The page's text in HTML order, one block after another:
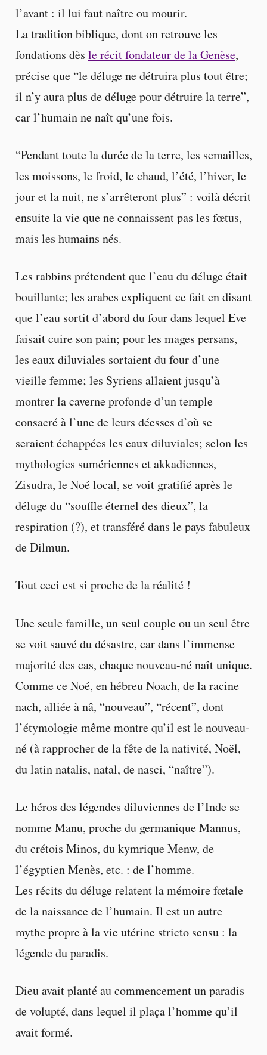
l’avant : il lui faut naître ou mourir.
La tradition biblique, dont on retrouve les
fondations dès le récit fondateur de la Genèse,
précise que “le déluge ne détruira plus tout être;
il n’y aura plus de déluge pour détruire la terre”,
car l’humain ne naît qu’une fois.
“Pendant toute la durée de la terre, les semailles,
les moissons, le froid, le chaud, l’été, l’hiver, le
jour et la nuit, ne s’arrêteront plus” : voilà décrit
ensuite la vie que ne connaissent pas les fœtus,
mais les humains nés.
Les rabbins prétendent que l’eau du déluge était
bouillante; les arabes expliquent ce fait en disant
que l’eau sortit d’abord du four dans lequel Eve
faisait cuire son pain; pour les mages persans,
les eaux diluviales sortaient du four d’une
vieille femme; les Syriens allaient jusqu’à
montrer la caverne profonde d’un temple
consacré à l’une de leurs déesses d’où se
seraient échappées les eaux diluviales; selon les
mythologies sumériennes et akkadiennes,
Zisudra, le Noé local, se voit gratifié après le
déluge du “souffle éternel des dieux”, la
respiration (?), et transféré dans le pays fabuleux
de Dilmun.
Tout ceci est si proche de la réalité !
Une seule famille, un seul couple ou un seul être
se voit sauvé du désastre, car dans l’immense
majorité des cas, chaque nouveau-né naît unique.
Comme ce Noé, en hébreu Noach, de la racine
nach, alliée à nâ, “nouveau”, “récent”, dont
l’étymologie même montre qu’il est le nouveau-
né (à rapprocher de la fête de la nativité, Noël,
du latin natalis, natal, de nasci, “naître”).
Le héros des légendes diluviennes de l’Inde se
nomme Manu, proche du germanique Mannus,
du crétois Minos, du kymrique Menw, de
l’égyptien Menès, etc. : de l’homme.
Les récits du déluge relatent la mémoire fœtale
de la naissance de l’humain. Il est un autre
mythe propre à la vie utérine stricto sensu : la
légende du paradis.
Dieu avait planté au commencement un paradis
de volupté, dans lequel il plaça l’homme qu’il
avait formé.